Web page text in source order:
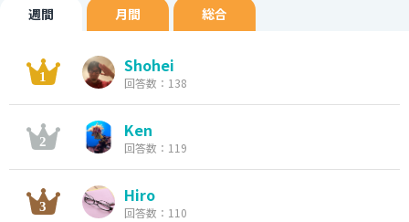
週間 月間 総合
Shohei
回答数：138
Ken
回答数：119
Hiro
回答数：110